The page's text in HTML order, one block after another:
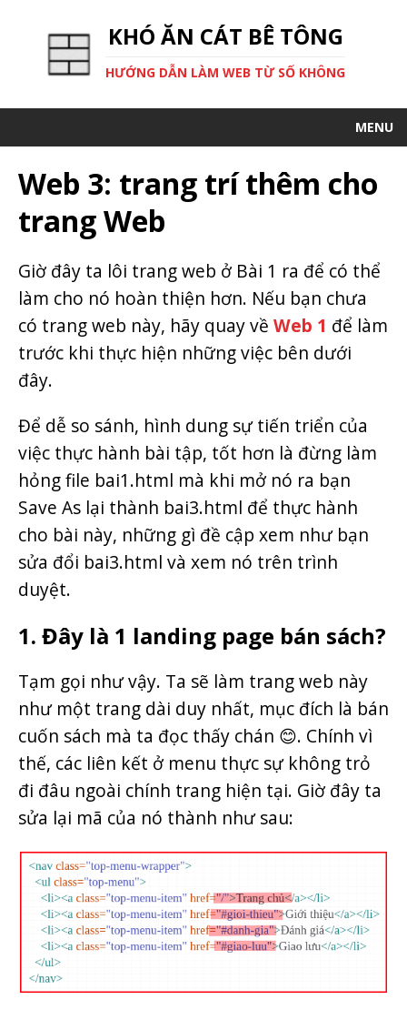
KHÓ ĂN CÁT BÊ TÔNG
HƯỚNG DẪN LÀM WEB TỪ SỐ KHÔNG
MENU
Web 3: trang trí thêm cho
trang Web
Giờ đây ta lôi trang web ở Bài 1 ra để có thể
làm cho nó hoàn thiện hơn. Nếu bạn chưa
có trang web này, hãy quay về Web 1 để làm
trước khi thực hiện những việc bên dưới
đây.
Để dễ so sánh, hình dung sự tiến triển của
việc thực hành bài tập, tốt hơn là đừng làm
hỏng file bai1.html mà khi mở nó ra bạn
Save As lại thành bai3.html để thực hành
cho bài này, những gì đề cập xem như bạn
sửa đổi bai3.html và xem nó trên trình
duyệt.
1. Đây là 1 landing page bán sách?
Tạm gọi như vậy. Ta sẽ làm trang web này
như một trang dài duy nhất, mục đích là bán
cuốn sách mà ta đọc thấy chán 😊. Chính vì
thế, các liên kết ở menu thực sự không trỏ
đi đâu ngoài chính trang hiện tại. Giờ đây ta
sửa lại mã của nó thành như sau: